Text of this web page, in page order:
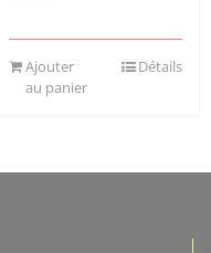
Ajouter
au panier
Détails